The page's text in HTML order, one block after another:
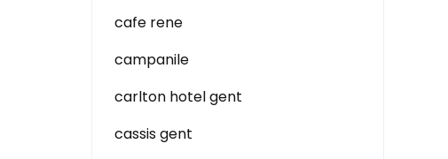
cafe rene
campanile
carlton hotel gent
cassis gent